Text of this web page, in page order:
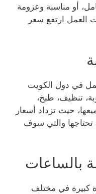
أو مناسبة وعزومة
ارتفع سعر
في دول الكويت
تنظيف، طبخ،
حيث تزداد أسعار
تحتاجها والتي سوف
بالساعات
كبيرة في مختلف